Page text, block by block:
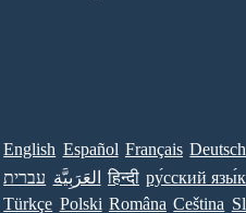
English Español Français Deutsch
עברית العَرَبِيَّة हिन्दी ру́сский язы́к
Türkçe Polski Româna Ceština